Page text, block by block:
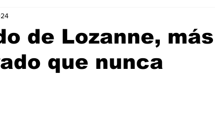
de Lozanne, más
que nunca